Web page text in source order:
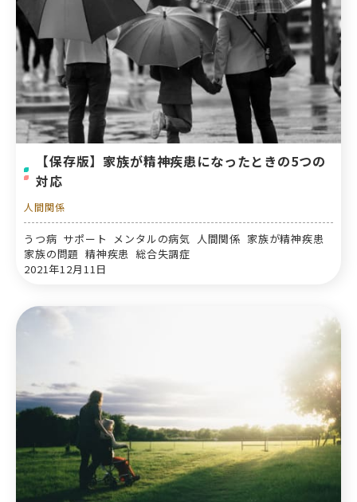
【保存版】家族が精神疾患になったときの5つの
対応
人間関係
うつ病 サポート メンタルの病気 人間関係 家族が精神疾患
家族の問題 精神疾患 総合失調症
2021年12月11日